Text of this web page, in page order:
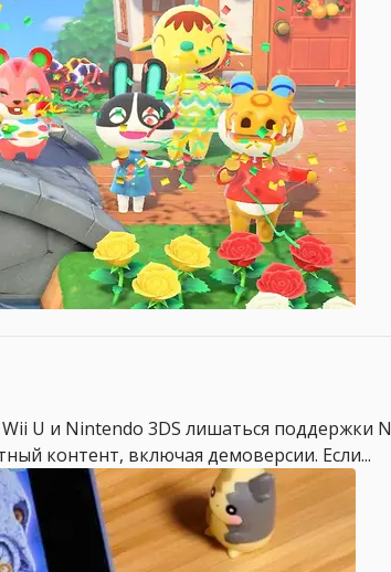
U и Nintendo 3DS лишаться поддержки
контент, включая демоверсии. Если...